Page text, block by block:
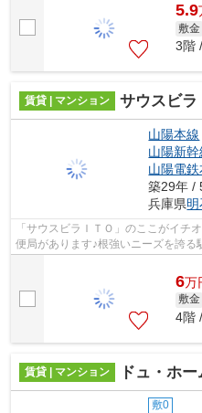
5.9
敷金
3階
賃貸 | マンション サウスビラ
山陽本線
山陽新幹
山陽電鉄
築29年 /
兵庫県
「サウスビラＩＴＯ」のここがイチ
便局があります♪根強いニーズを誇
6万
敷金
4階
賃貸 | マンション ドュ・ホ
敷0